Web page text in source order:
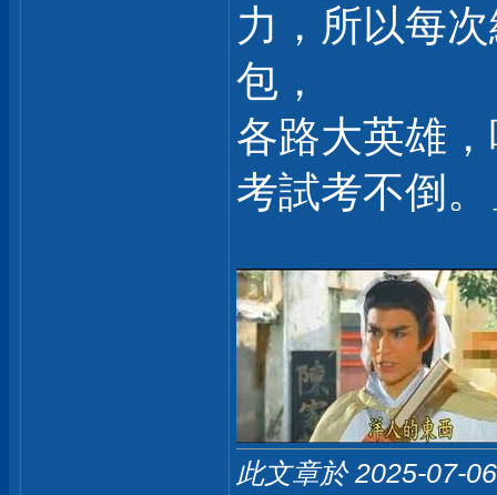
力，所以每
包，
各路大英雄
考試考不倒
此文章於 2025-07-